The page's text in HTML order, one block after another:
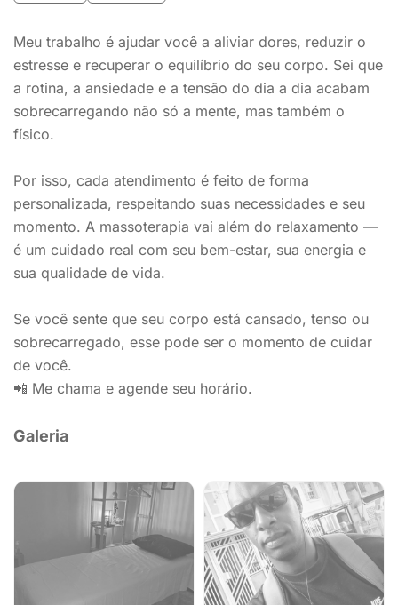
Meu trabalho é ajudar você a aliviar dores, reduzir o
estresse e recuperar o equilíbrio do seu corpo. Sei que
a rotina, a ansiedade e a tensão do dia a dia acabam
sobrecarregando não só a mente, mas também o
físico.
Por isso, cada atendimento é feito de forma
personalizada, respeitando suas necessidades e seu
momento. A massoterapia vai além do relaxamento —
é um cuidado real com seu bem-estar, sua energia e
sua qualidade de vida.
Se você sente que seu corpo está cansado, tenso ou
sobrecarregado, esse pode ser o momento de cuidar
de você.
📲 Me chama e agende seu horário.
Galeria